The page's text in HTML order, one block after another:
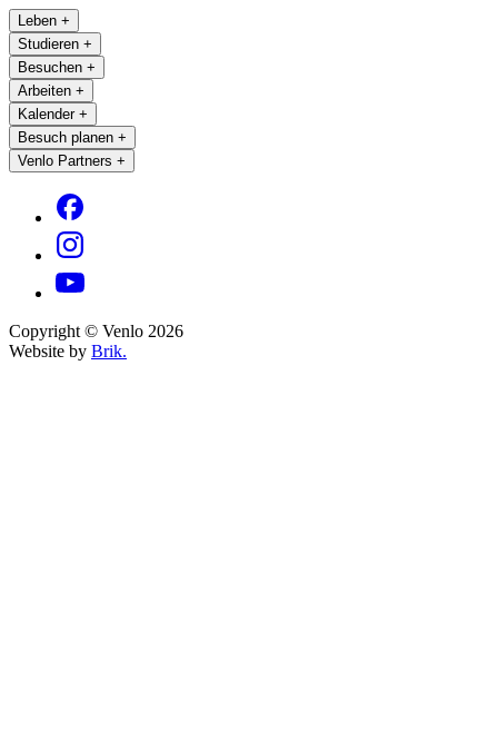
Leben +
Studieren +
Besuchen +
Arbeiten +
Kalender +
Besuch planen +
Venlo Partners +
Copyright © Venlo 2026
Website by Brik.